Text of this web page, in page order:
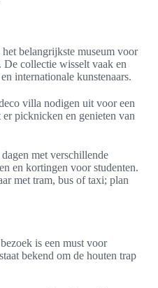
belangrijkste museum voor
De collectie wisselt vaak en
internationale kunstenaars.
villa nodigen uit voor een
picknicken en genieten van
met verschillende
en kortingen voor studenten.
met tram, bus of taxi; plan
is een must voor
bekend om de houten trap